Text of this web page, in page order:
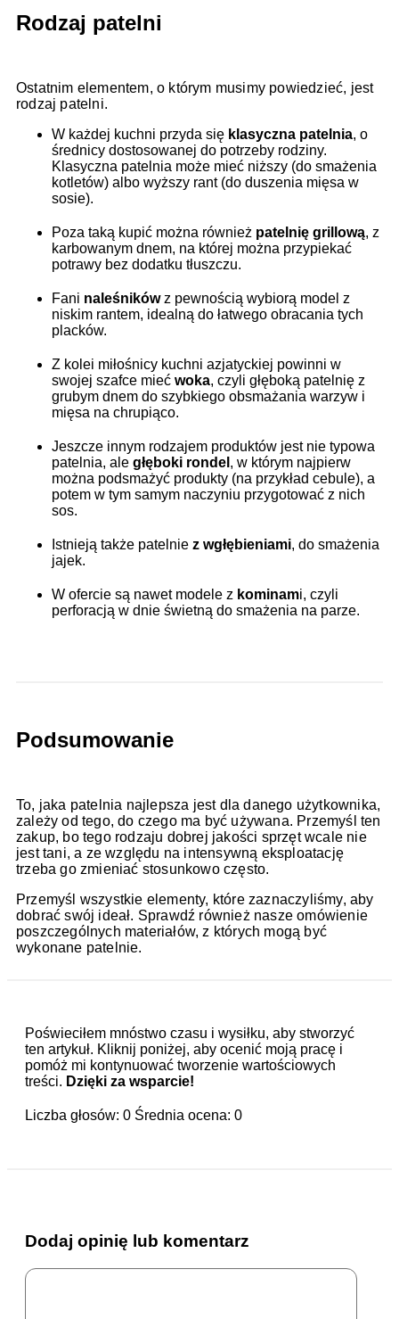
Rodzaj patelni
Ostatnim elementem, o którym musimy powiedzieć, jest
rodzaj patelni.
W każdej kuchni przyda się klasyczna patelnia, o
średnicy dostosowanej do potrzeby rodziny.
Klasyczna patelnia może mieć niższy (do smażenia
kotletów) albo wyższy rant (do duszenia mięsa w
sosie).
Poza taką kupić można również patelnię grillową, z
karbowanym dnem, na której można przypiekać
potrawy bez dodatku tłuszczu.
Fani naleśnikówz pewnością wybiorą model z
niskim rantem, idealną do łatwego obracania tych
placków.
Z kolei miłośnicy kuchni azjatyckiej powinni w
swojej szafce mieć woka, czyli głęboką patelnię z
grubym dnem do szybkiego obsmażania warzyw i
mięsa na chrupiąco.
Jeszcze innym rodzajem produktów jest nie typowa
patelnia, ale głęboki rondel , w którym najpierw
można podsmażyć produkty (na przykład cebule), a
potem w tym samym naczyniu przygotować z nich
sos.
Istnieją także patelnie z wgłębieniami, do smażenia
jajek.
W ofercie są nawet modele z kominami, czyli
perforacją w dnie świetną do smażenia na parze.
Podsumowanie
To, jaka patelnia najlepsza jest dla danego użytkownika,
zależy od tego, do czego ma być używana. Przemyśl ten
zakup, bo tego rodzaju dobrej jakości sprzęt wcale nie
jest tani, a ze względu na intensywną eksploatację
trzeba go zmieniać stosunkowo często.
Przemyśl wszystkie elementy, które zaznaczyliśmy, aby
dobrać swój ideał. Sprawdź również nasze omówienie
poszczególnych materiałów, z których mogą być
wykonane patelnie.
Poświeciłem mnóstwo czasu i wysiłku, aby stworzyć
ten artykuł. Kliknij poniżej, aby ocenić moją pracę i
pomóż mi kontynuować tworzenie wartościowych
treści. Dzięki za wsparcie!
Liczba głosów: 0 Średnia ocena: 0
Dodaj opinię lub komentarz
Komentarz